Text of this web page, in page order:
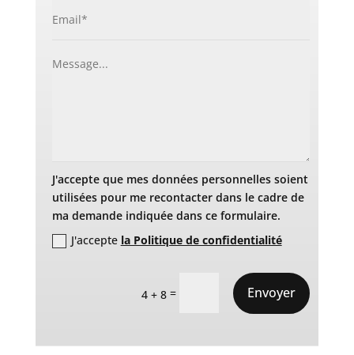
J'accepte que mes données personnelles soient
utilisées pour me recontacter dans le cadre de
ma demande indiquée dans ce formulaire.
J'accepte la Politique de confidentialité
4 + 8 = Envoyer